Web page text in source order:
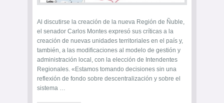
Al discutirse la creación de la nueva Región de Ñuble,
el senador Carlos Montes expresó sus críticas a la
creación de nuevas unidades territoriales en el país y,
también, a las modificaciones al modelo de gestión y
administración local, con la elección de Intendentes
Regionales. «Estamos tomando decisiones sin una
reflexión de fondo sobre descentralización y sobre el
sistema …